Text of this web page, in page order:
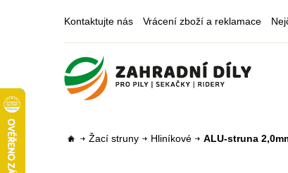
Kontaktujte nás Vrácení zboží a reklamace
Žací struny Hliníkové ALU-struna